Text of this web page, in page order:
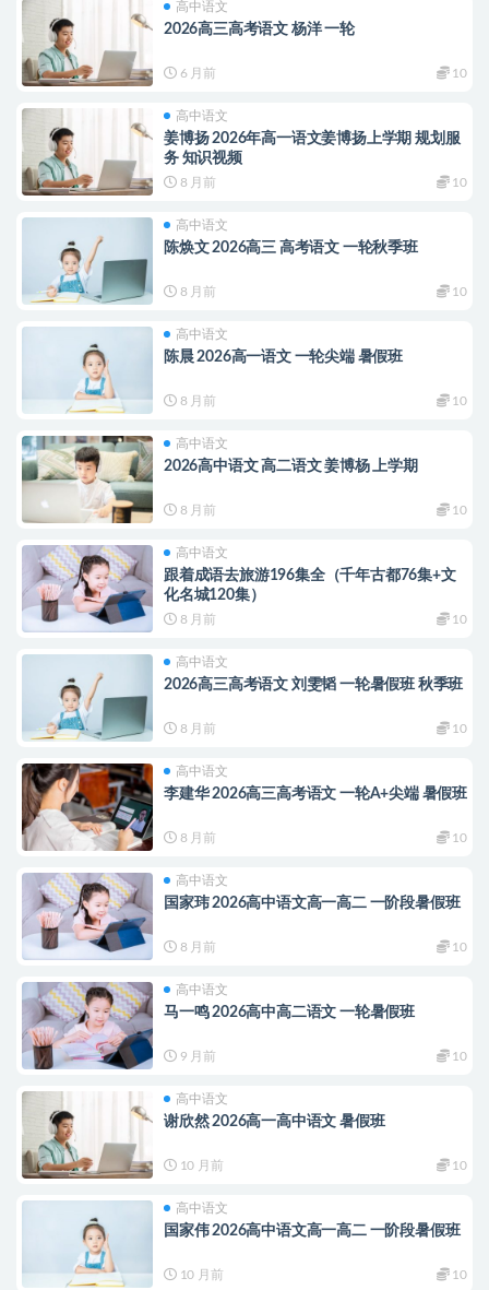
高中语文
2026高三高考语文 杨洋 一轮
6 月前 10
高中语文
姜博扬 2026年高一语文姜博扬上学期 规划服
务 知识视频
8 月前 10
高中语文
陈焕文 2026高三 高考语文 一轮秋季班
8 月前 10
高中语文
陈晨 2026高一语文 一轮尖端 暑假班
8 月前 10
高中语文
2026高中语文 高二语文 姜博杨 上学期
8 月前 10
高中语文
跟着成语去旅游196集全（千年古都76集+文
化名城120集）
8 月前 10
高中语文
2026高三高考语文 刘雯韬 一轮暑假班 秋季班
8 月前 10
高中语文
李建华 2026高三高考语文 一轮A+尖端 暑假班
8 月前 10
高中语文
国家玮 2026高中语文高一高二 一阶段暑假班
8 月前 10
高中语文
马一鸣 2026高中高二语文 一轮暑假班
9 月前 10
高中语文
谢欣然 2026高一高中语文 暑假班
10 月前 10
高中语文
国家伟 2026高中语文高一高二 一阶段暑假班
10 月前 10